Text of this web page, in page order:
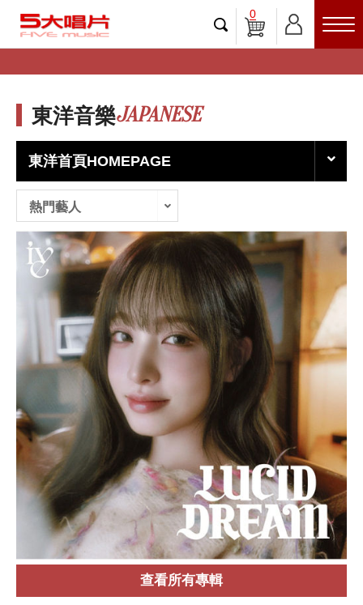
0
東洋音樂JAPANESE
東洋首頁HOMEPAGE
熱門藝人
查看所有專輯